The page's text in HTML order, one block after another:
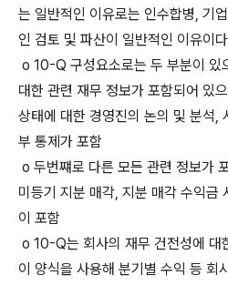
는 일반적인 이유로는 인수합병, 기
인 검토 및 파산이 일반적인 이유이
o 10-Q 구성요소로는 두 부분이 있
대한 관련 재무 정보가 포함되어 있
상태에 대한 경영진의 논의 및 분석,
부 통제가 포함
o 두번쨰로 다른 모든 관련 정보가
미등기 지분 매각, 지분 매각 수익금
이 포함
o 10-Q는 회사의 재무 건전성에 대
이 양식을 사용해 분기별 수익 등 회